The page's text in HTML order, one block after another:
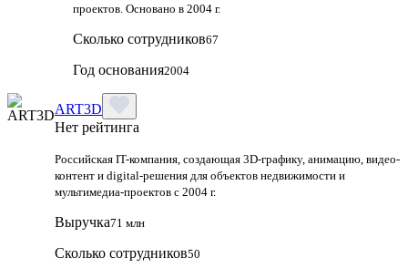
проектов. Основано в 2004 г.
Сколько сотрудников67
Год основания2004
ART3D
Нет рейтинга
Российская IT-компания, создающая 3D-графику, анимацию, видео-
контент и digital-решения для объектов недвижимости и
мультимедиа-проектов с 2004 г.
Выручка71 млн
Сколько сотрудников50